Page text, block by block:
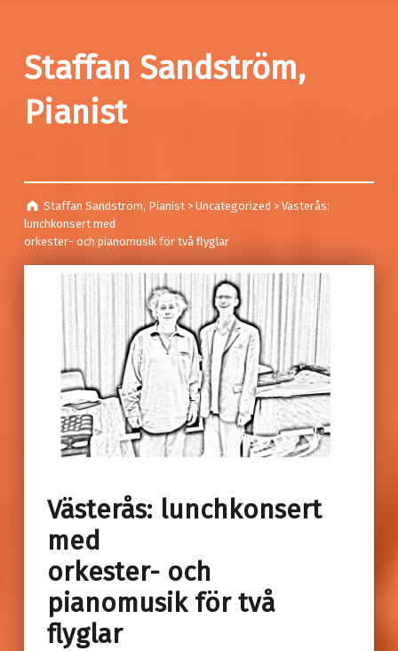
Staffan Sandström,
Pianist
Staffan Sandström, Pianist >Uncategorized >Västerås:
lunchkonsert med
orkester- och pianomusik för två flyglar
Västerås: lunchkonsert
med
orkester- och
pianomusik för två
flyglar